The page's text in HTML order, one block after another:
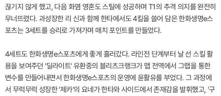
끊기지 않게 했고, 다음 화염 영혼도 스틸에 성공하며 T1의 추격 의지를 완전히
무너뜨렸다. 과성장한 리 신과 함께 한타에서도 4킬을 쓸어 담은 한화생명e스
포츠는 3세트를 승리로 가져가며 매치 포인트를 만들었다.
4세트도 한화생명e스포츠에게 좋게 흘러갔다. 라인전 단계부터 날 선 스킬 활
용을 보여주던 '딜라이트' 유환중의 블리츠크랭크가 맵 전역에서 그랩을 통한
변수를 만들어내면서 한화생명e스포츠의 운영에 윤활유를 부었다. 그 과정에
서 무럭무럭 성장한 '제카'의 요네가 한타와 사이드에서 존재감을 발휘했고, '구